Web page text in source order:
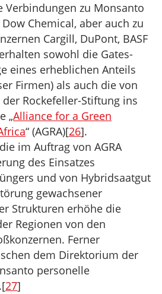
Verbindungen zu Monsanto
Chemical, aber auch zu
Cargill, DuPont, BASF
sowohl die Gates-
eines erheblichen Anteils
Firmen) als auch die von
der Rockefeller-Stiftung ins
„Alliance for a Green
“ (AGRA)[26].
im Auftrag von AGRA
des Einsatzes
und von Hybridsaatgut
gewachsener
Strukturen erhöhe die
Regionen von den
Ferner
dem Direktorium der
personelle
27]